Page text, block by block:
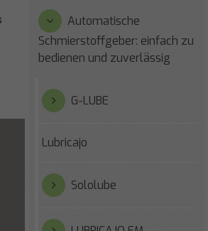
Automatische
Schmierstoffgeber: einfach zu
bedienen und zuverlässig
G-LUBE
Lubricajo
Sololube